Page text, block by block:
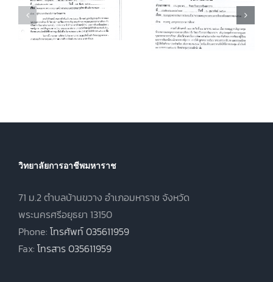
รายงานการ
ประชุม เดือน
มกราคม 2563
รายงานการ
ประชุม เดือน
ธันวาคม 2562
วิทยาลัยการอาชีพมหาราช
71 ม.2 ตำบลบ้านขวาง อำเภอมหาราช จังหวัด
พระนครศรีอยุธยา 13150
Phone: โทรศัพท์ 035611959
Fax: โทรสาร 035611959